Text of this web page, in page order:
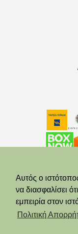
Αυτός ο
να διασφαλίσει
εμπειρία στον
Πολιτική
© Theodora’s Jewelry